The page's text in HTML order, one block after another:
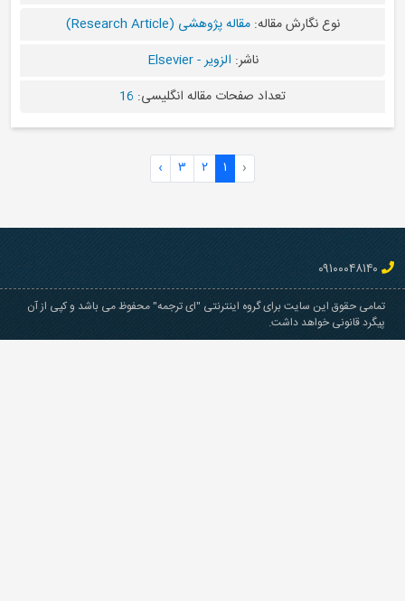
نوع نگارش مقاله:مقاله پژوهشی (Research Article)
ناشر:الزویر - Elsevier
تعداد صفحات مقاله انگلیسی:16
۲ ۳ ›
تمامی حقوق این سایت برای گروه اینترنتی "ای ترجمه" محفوظ می باشد و کپی از آن
پیگرد قانونی خواهد داشت.